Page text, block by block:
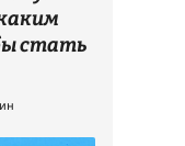
стать